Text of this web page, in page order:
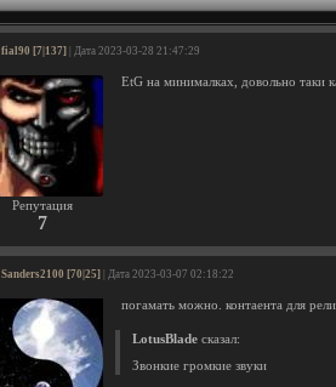
fial90 [7|137] | Дата 2023-03-28 21:47:29
Репутация
7
EtG на минималках, довольно таки
Sanders2100 [70|25] | Дата 2023-03-07 02:18:22
погамать можно. контаента для
LotusBlade сказал:
Звонкие громкие звуки